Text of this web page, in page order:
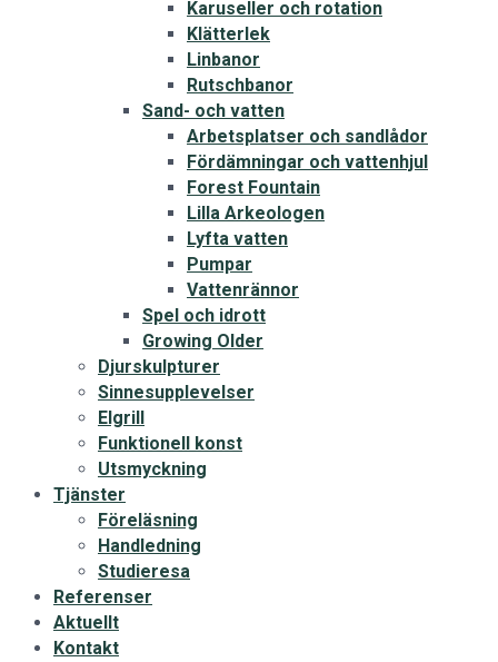
Karuseller och rotation
Klätterlek
Linbanor
Rutschbanor
Sand- och vatten
Arbetsplatser och sandlådor
Fördämningar och vattenhjul
Forest Fountain
Lilla Arkeologen
Lyfta vatten
Pumpar
Vattenrännor
Spel och idrott
Growing Older
Djurskulpturer
Sinnesupplevelser
Elgrill
Funktionell konst
Utsmyckning
Tjänster
Föreläsning
Handledning
Studieresa
Referenser
Aktuellt
Kontakt